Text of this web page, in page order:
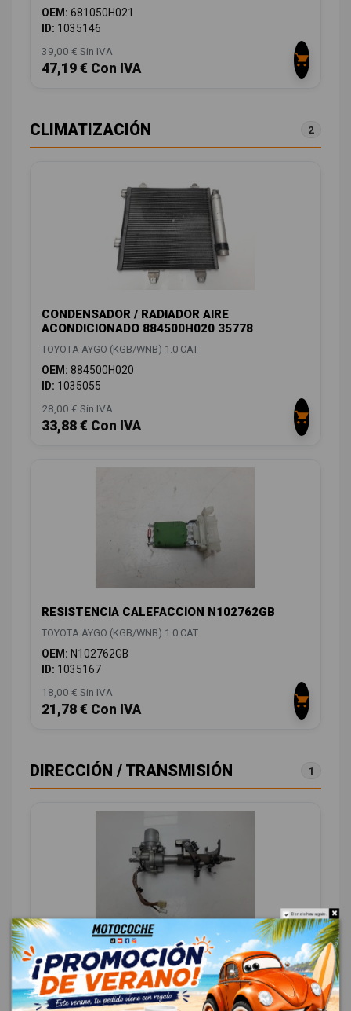
OEM: 681050H021
ID: 1035146
39,00 € Sin IVA
47,19 € Con IVA
CLIMATIZACIÓN 2
CONDENSADOR / RADIADOR AIRE
ACONDICIONADO 884500H020 35778
TOYOTA AYGO (KGB/WNB) 1.0 CAT
OEM: 884500H020
ID: 1035055
28,00 € Sin IVA
33,88 € Con IVA
RESISTENCIA CALEFACCION N102762GB
TOYOTA AYGO (KGB/WNB) 1.0 CAT
OEM: N102762GB
ID: 1035167
18,00 € Sin IVA
21,78 € Con IVA
DIRECCIÓN / TRANSMISIÓN 1
COLUMNA DIRECCION 1608000253
452500H01100
TOYOTA AYGO (KGB/WNB) 1.0 CAT
Do not show again.